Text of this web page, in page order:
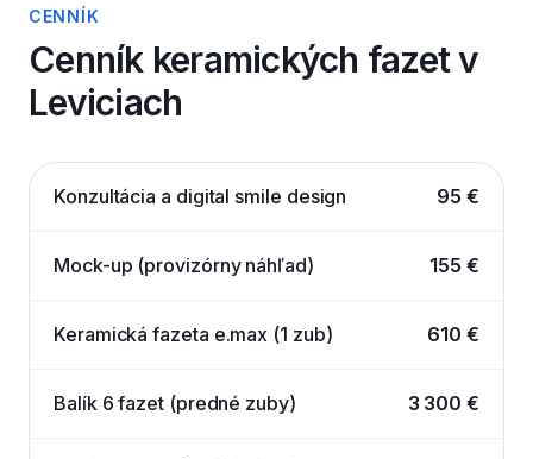
CENNÍK
Cenník keramických fazet v
Leviciach
Konzultácia a digital smile design 95 €
Mock-up (provizórny náhľad) 155 €
Keramická fazeta e.max (1 zub) 610 €
Balík 6 fazet (predné zuby) 3 300 €